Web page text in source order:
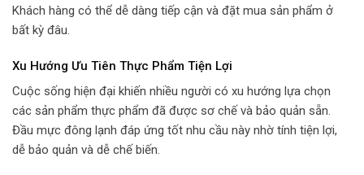
Khách hàng có thể dễ dàng tiếp cận và đặt mua sản phẩm ở
bất kỳ đâu.
Xu Hướng Ưu Tiên Thực Phẩm Tiện Lợi
Cuộc sống hiện đại khiến nhiều người có xu hướng lựa chọn
các sản phẩm thực phẩm đã được sơ chế và bảo quản sẵn.
Đầu mực đông lạnh đáp ứng tốt nhu cầu này nhờ tính tiện lợi,
dễ bảo quản và dễ chế biến.